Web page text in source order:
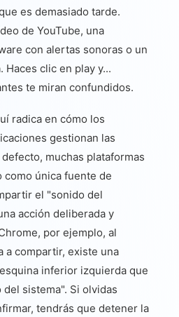
es demasiado tarde.
de YouTube, una
con alertas sonoras o un
clic en play y...
te miran confundidos.
radica en cómo los
gestionan las
muchas plataformas
única fuente de
el "sonido del
acción deliberada y
por ejemplo, al
a compartir, existe una
inferior izquierda que
sistema". Si olvidas
tendrás que detener la